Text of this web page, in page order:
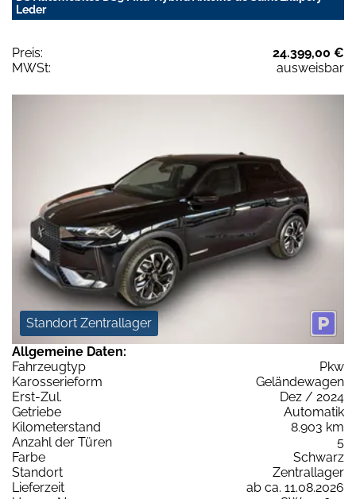
Leder
Preis:
24.399,00 €
MWSt:
ausweisbar
Standort Zentrallager
Allgemeine Daten:
Fahrzeugtyp
Pkw
Karosserieform
Geländewagen
Erst-Zul.
Dez / 2024
Getriebe
Automatik
Kilometerstand
8.903 km
Anzahl der Türen
5
Farbe
Schwarz
Standort
Zentrallager
Lieferzeit
ab ca. 11.08.2026